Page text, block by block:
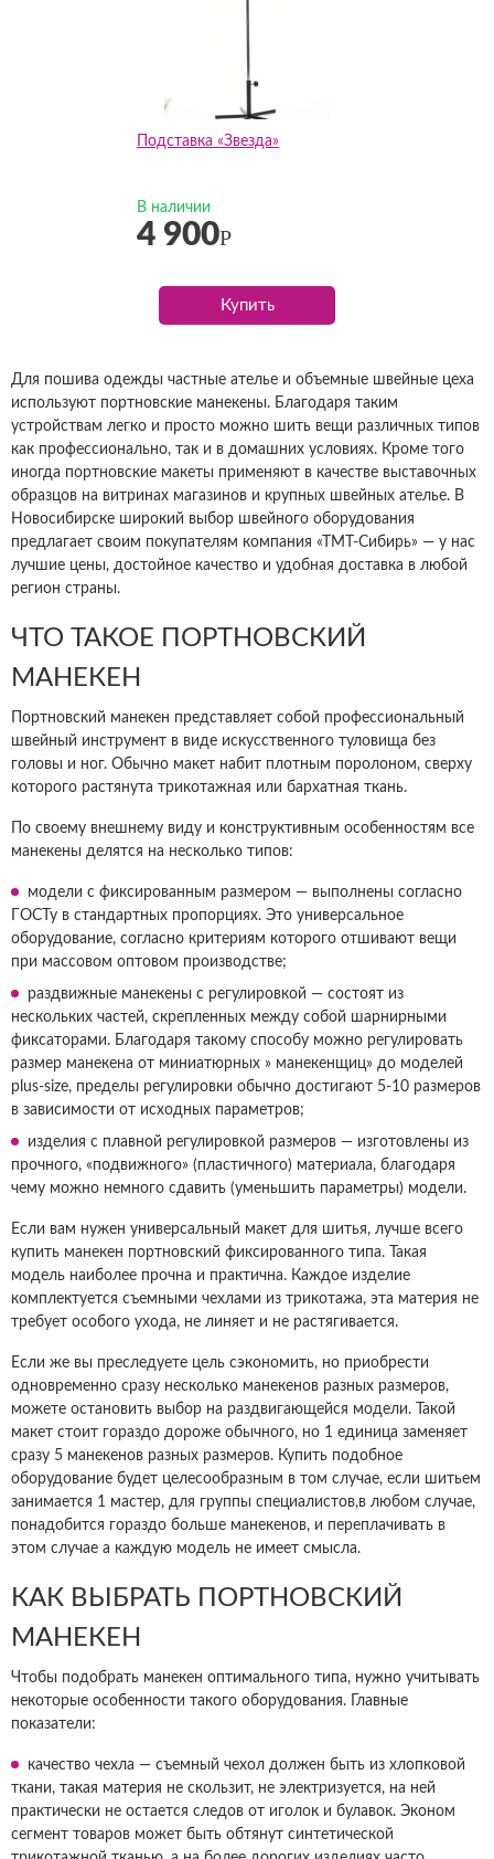
Подставка «Звезда»
В наличии
4 900Р
Купить
Для пошива одежды частные ателье и объемные швейные цеха
используют портновские манекены. Благодаря таким
устройствам легко и просто можно шить вещи различных типов
как профессионально, так и в домашних условиях. Кроме того
иногда портновские макеты применяют в качестве выставочных
образцов на витринах магазинов и крупных швейных ателье. В
Новосибирске широкий выбор швейного оборудования
предлагает своим покупателям компания «ТМТ-Сибирь» — у нас
лучшие цены, достойное качество и удобная доставка в любой
регион страны.
ЧТО ТАКОЕ ПОРТНОВСКИЙ
МАНЕКЕН
Портновский манекен представляет собой профессиональный
швейный инструмент в виде искусственного туловища без
головы и ног. Обычно макет набит плотным поролоном, сверху
которого растянута трикотажная или бархатная ткань.
По своему внешнему виду и конструктивным особенностям все
манекены делятся на несколько типов:
модели с фиксированным размером — выполнены согласно
ГОСТу в стандартных пропорциях. Это универсальное
оборудование, согласно критериям которого отшивают вещи
при массовом оптовом производстве;
раздвижные манекены с регулировкой — состоят из
нескольких частей, скрепленных между собой шарнирными
фиксаторами. Благодаря такому способу можно регулировать
размер манекена от миниатюрных » манекенщиц» до моделей
plus-size, пределы регулировки обычно достигают 5-10 размеров
в зависимости от исходных параметров;
изделия с плавной регулировкой размеров — изготовлены из
прочного, «подвижного» (пластичного) материала, благодаря
чему можно немного сдавить (уменьшить параметры) модели.
Если вам нужен универсальный макет для шитья, лучше всего
купить манекен портновский фиксированного типа. Такая
модель наиболее прочна и практична. Каждое изделие
комплектуется съемными чехлами из трикотажа, эта материя не
требует особого ухода, не линяет и не растягивается.
Если же вы преследуете цель сэкономить, но приобрести
одновременно сразу несколько манекенов разных размеров,
можете остановить выбор на раздвигающейся модели. Такой
макет стоит гораздо дороже обычного, но 1 единица заменяет
сразу 5 манекенов разных размеров. Купить подобное
оборудование будет целесообразным в том случае, если шитьем
занимается 1 мастер, для группы специалистов,в любом случае,
понадобится гораздо больше манекенов, и переплачивать в
этом случае а каждую модель не имеет смысла.
КАК ВЫБРАТЬ ПОРТНОВСКИЙ
МАНЕКЕН
Чтобы подобрать манекен оптимального типа, нужно учитывать
некоторые особенности такого оборудования. Главные
показатели:
качество чехла — съемный чехол должен быть из хлопковой
ткани, такая материя не скользит, не электризуется, на ней
практически не остается следов от иголок и булавок. Эконом
сегмент товаров может быть обтянут синтетической